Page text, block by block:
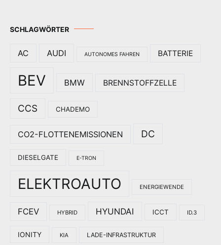
SCHLAGWÖRTER
AC AUDI AUTONOMES FAHREN BATTERIE
BEV BMW BRENNSTOFFZELLE
CCS CHADEMO
CO2-FLOTTENEMISSIONEN DC
DIESELGATE E-TRON
ELEKTROAUTO ENERGIEWENDE
FCEV HYBRID HYUNDAI ICCT ID.3
IONITY KIA LADE-INFRASTRUKTUR